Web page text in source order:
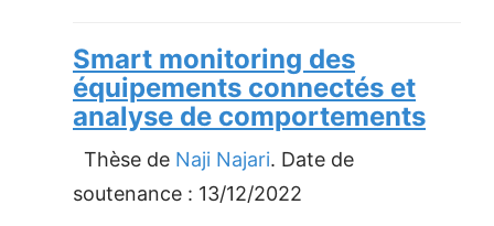
Smart monitoring des
équipements connectés et
analyse de comportements
Thèse de Naji Najari. Date de
soutenance : 13/12/2022